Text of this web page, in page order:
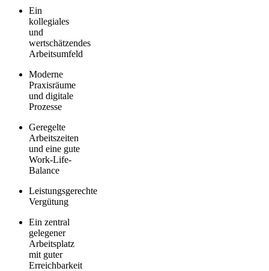
Ein
kollegiales
und
wertschätzendes
Arbeitsumfeld
Moderne
Praxisräume
und digitale
Prozesse
Geregelte
Arbeitszeiten
und eine gute
Work-Life-
Balance
Leistungsgerechte
Vergütung
Ein zentral
gelegener
Arbeitsplatz
mit guter
Erreichbarkeit